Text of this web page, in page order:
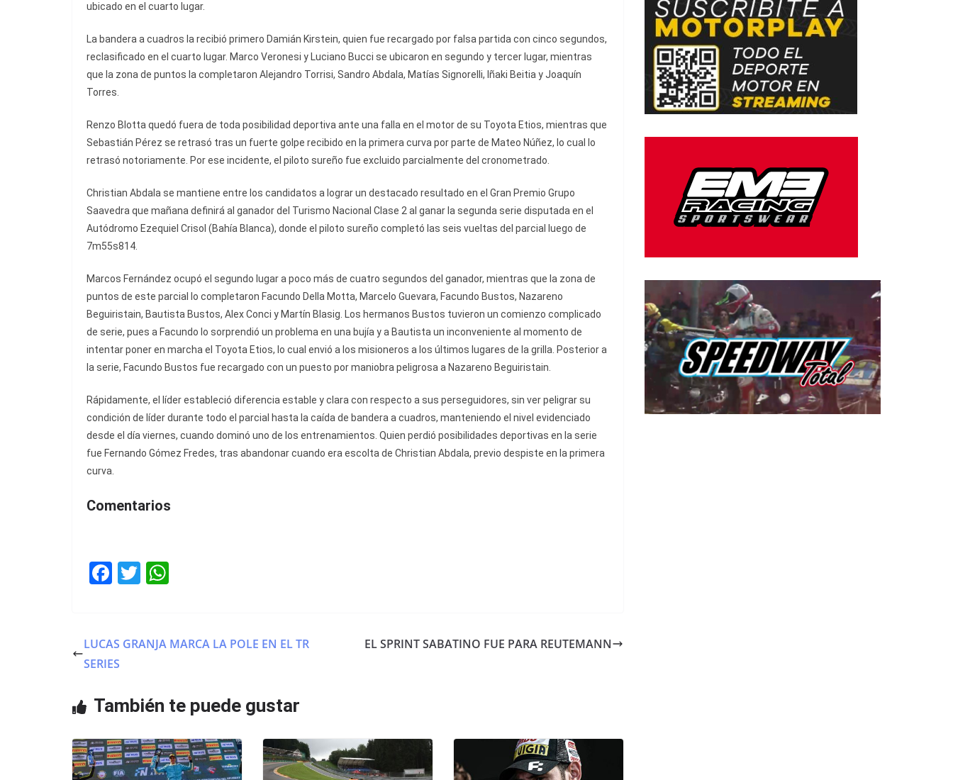
ubicado en el cuarto lugar.
La bandera a cuadros la recibió primero Damián Kirstein, quien fue recargado por falsa partida con cinco segundos,
reclasificado en el cuarto lugar. Marco Veronesi y Luciano Bucci se ubicaron en segundo y tercer lugar, mientras
que la zona de puntos la completaron Alejandro Torrisi, Sandro Abdala, Matías Signorelli, Iñaki Beitia y Joaquín
Torres.
Renzo Blotta quedó fuera de toda posibilidad deportiva ante una falla en el motor de su Toyota Etios, mientras que
Sebastián Pérez se retrasó tras un fuerte golpe recibido en la primera curva por parte de Mateo Núñez, lo cual lo
retrasó notoriamente. Por ese incidente, el piloto sureño fue excluido parcialmente del cronometrado.
Christian Abdala se mantiene entre los candidatos a lograr un destacado resultado en el Gran Premio Grupo
Saavedra que mañana definirá al ganador del Turismo Nacional Clase 2 al ganar la segunda serie disputada en el
Autódromo Ezequiel Crisol (Bahía Blanca), donde el piloto sureño completó las seis vueltas del parcial luego de
7m55s814.
Marcos Fernández ocupó el segundo lugar a poco más de cuatro segundos del ganador, mientras que la zona de
puntos de este parcial lo completaron Facundo Della Motta, Marcelo Guevara, Facundo Bustos, Nazareno
Beguiristain, Bautista Bustos, Alex Conci y Martín Blasig. Los hermanos Bustos tuvieron un comienzo complicado
de serie, pues a Facundo lo sorprendió un problema en una bujía y a Bautista un inconveniente al momento de
intentar poner en marcha el Toyota Etios, lo cual envió a los misioneros a los últimos lugares de la grilla. Posterior a
la serie, Facundo Bustos fue recargado con un puesto por maniobra peligrosa a Nazareno Beguiristain.
Rápidamente, el líder estableció diferencia estable y clara con respecto a sus perseguidores, sin ver peligrar su
condición de líder durante todo el parcial hasta la caída de bandera a cuadros, manteniendo el nivel evidenciado
desde el día viernes, cuando dominó uno de los entrenamientos. Quien perdió posibilidades deportivas en la serie
fue Fernando Gómez Fredes, tras abandonar cuando era escolta de Christian Abdala, previo despiste en la primera
curva.
Comentarios
F
e
b
o
k
T
er s
p
LUCAS GRANJA MARCA LA POLE EN EL TR
SERIES
EL SPRINT SABATINO FUE PARA REUTEMANN
También te puede gustar